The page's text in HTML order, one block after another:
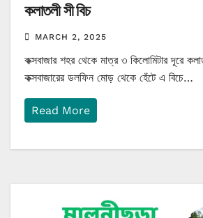
কলাতলী সী বিচ
MARCH 2, 2025
কক্সবাজার শহর থেকে মাত্র ৩ কিলোমিটার দূরে
কক্সবাজারের ডলফিন মোড় থেকে হেঁটে এ বিচে…
Read More